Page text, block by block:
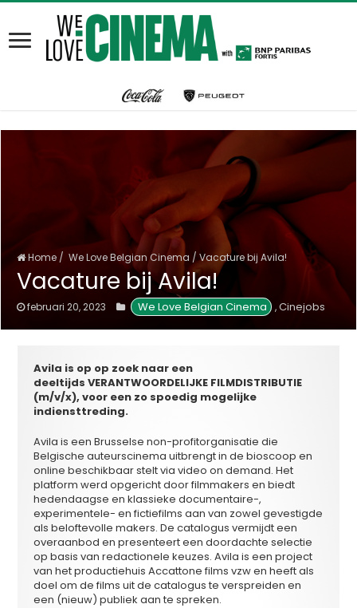
Home / We Love Belgian Cinema / Vacature bij Avila!
Vacature bij Avila!
februari 20, 2023 We Love Belgian Cinema ,Cinejobs
Avila is op op zoek naar een
deeltijds VERANTWOORDELIJKE FILMDISTRIBUTIE
(m/v/x), voor een zo spoedig mogelijke
indiensttreding.
Avila is een Brusselse non-profitorganisatie die
Belgische auteurscinema uitbrengt in de bioscoop en
online beschikbaar stelt via video on demand. Het
platform werd opgericht door filmmakers en biedt
hedendaagse en klassieke documentaire-,
experimentele- en fictiefilms aan van zowel gevestigde
als beloftevolle makers. De catalogus vermijdt een
overaanbod en presenteert een doordachte selectie
op basis van redactionele keuzes. Avila is een project
van het productiehuis Accattone films vzw en heeft als
doel om de films uit de catalogus te verspreiden en
een (nieuw) publiek aan te spreken.